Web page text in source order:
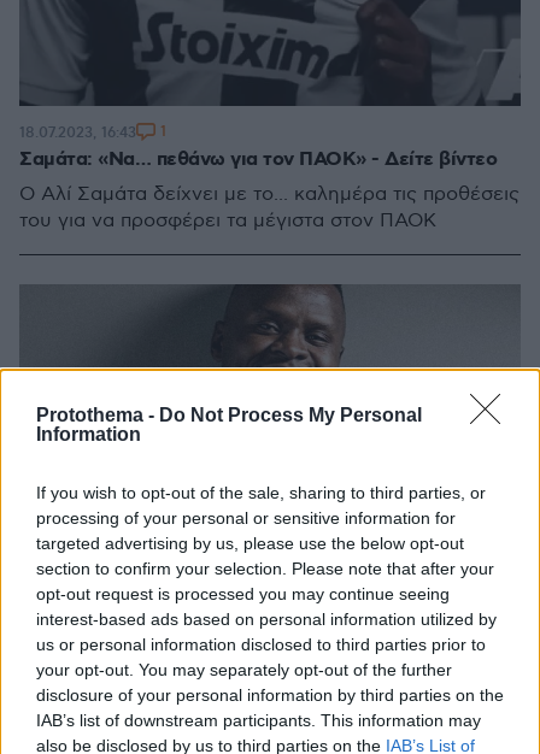
Protothema - Do Not Process My Personal
Information
If you wish to opt-out of the sale, sharing to third parties, or
processing of your personal or sensitive information for
targeted advertising by us, please use the below opt-out
section to confirm your selection. Please note that after your
opt-out request is processed you may continue seeing
interest-based ads based on personal information utilized by
us or personal information disclosed to third parties prior to
your opt-out. You may separately opt-out of the further
disclosure of your personal information by third parties on the
IAB’s list of downstream participants. This information may
also be disclosed by us to third parties on the IAB’s List of
Σαμάτα: «Να… πεθάνω για τον ΠΑΟΚ» - Δείτε βίντεο
Ο Αλί Σαμάτα δείχνει με το... καλημέρα τις προθέσεις
του για να προσφέρει τα μέγιστα στον ΠΑΟΚ
18.07.2023, 16:43 1